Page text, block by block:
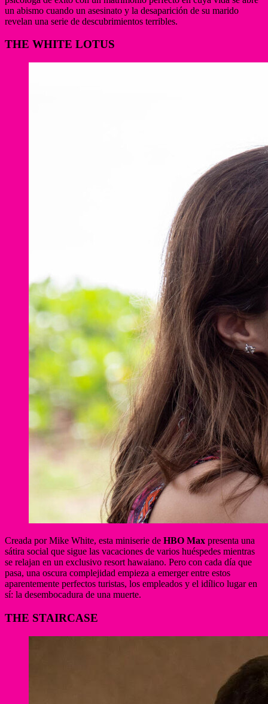
un abismo cuando un asesinato y la desaparición de su marido
revelan una serie de descubrimientos terribles.
THE WHITE LOTUS
Creada por Mike White, esta miniserie de HBO Max presenta una
sátira social que sigue las vacaciones de varios huéspedes mientras
se relajan en un exclusivo resort hawaiano. Pero con cada día que
pasa, una oscura complejidad empieza a emerger entre estos
aparentemente perfectos turistas, los empleados y el idílico lugar en
sí: la desembocadura de una muerte.
THE STAIRCASE